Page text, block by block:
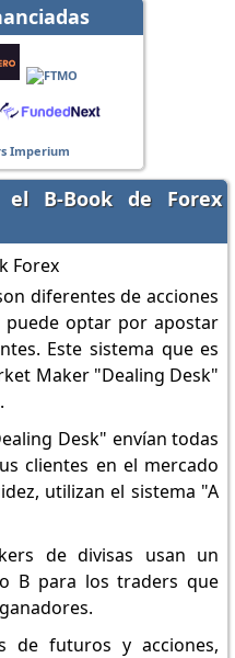
B-Book de Forex
diferentes de acciones
optar por apostar
Este sistema que es
Maker "Dealing Desk"
Desk" envían todas
clientes en el mercado
utilizan el sistema "A
de divisas usan un
B para los traders que
de futuros y acciones,